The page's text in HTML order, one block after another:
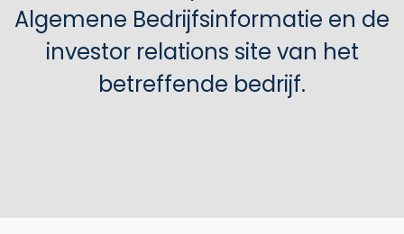
Algemene Bedrijfsinformatie en de
investor relations site van het
betreffende bedrijf.